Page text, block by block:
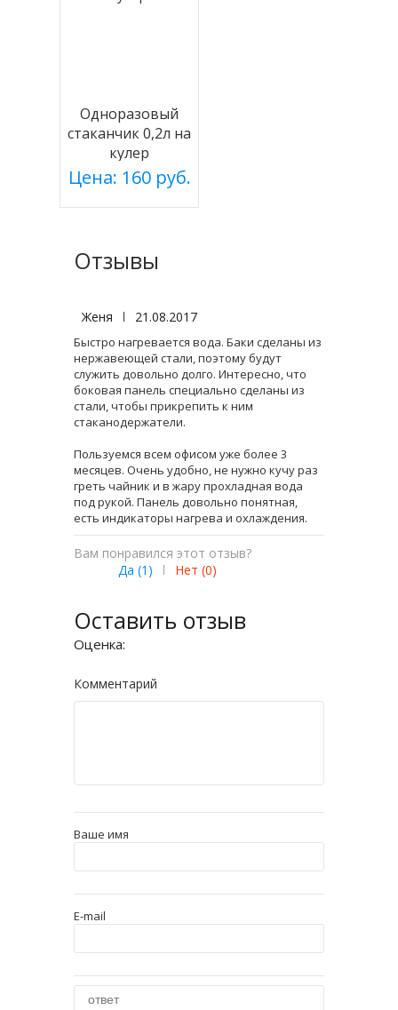
Одноразовый
стаканчик 0,2л на
кулер
Цена: 160 руб.
Отзывы
Женя | 21.08.2017
Быстро нагревается вода. Баки сделаны из
нержавеющей стали, поэтому будут
служить довольно долго. Интересно, что
боковая панель специально сделаны из
стали, чтобы прикрепить к ним
стаканодержатели.
Пользуемся всем офисом уже более 3
месяцев. Очень удобно, не нужно кучу раз
греть чайник и в жару прохладная вода
под рукой. Панель довольно понятная,
есть индикаторы нагрева и охлаждения.
Вам понравился этот отзыв?
Да (1 ) | Нет (0)
Оставить отзыв
Оценка:
Комментарий
Ваше имя
E-mail